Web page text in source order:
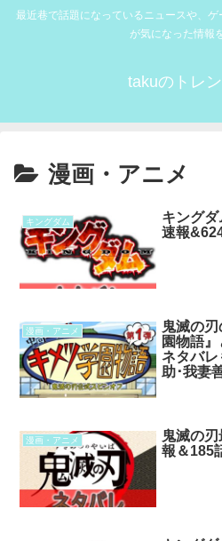
最近巷で話題になっているニュースや、
が気になった情報
takuのトレ
漫画・アニメ
キングダム
キング
速報
漫画・アニメ
鬼滅の
園物語
ネタバレ
助･我妻
漫画・アニメ
鬼滅の
報＆185